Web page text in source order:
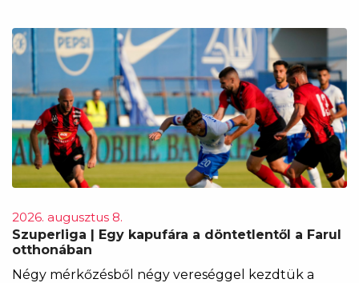
2026. augusztus 8.
Szuperliga | Egy kapufára a döntetlentől a Farul
otthonában
Négy mérkőzésből négy vereséggel kezdtük a